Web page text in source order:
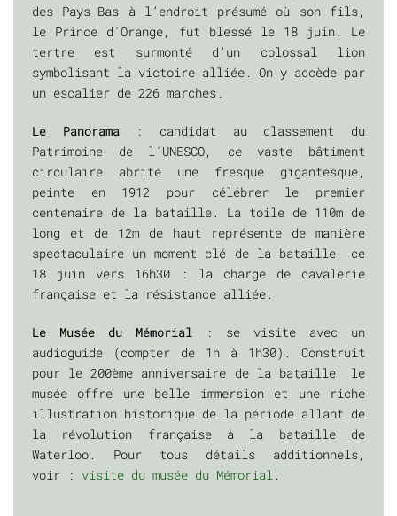
des Pays-Bas à l’endroit présumé où son fils,
le Prince d´Orange, fut blessé le 18 juin. Le
tertre est surmonté d’un colossal lion
symbolisant la victoire alliée. On y accède par
un escalier de 226 marches.
Le Panorama: candidat au classement du
Patrimoine de l´UNESCO, ce vaste bâtiment
circulaire abrite une fresque gigantesque,
peinte en 1912 pour célébrer le premier
centenaire de la bataille. La toile de 110m de
long et de 12m de haut représente de manière
spectaculaire un moment clé de la bataille, ce
18 juin vers 16h30 : la charge de cavalerie
française et la résistance alliée.
Le Musée du Mémorial: se visite avec un
audioguide (compter de 1h à 1h30). Construit
pour le 200ème anniversaire de la bataille, le
musée offre une belle immersion et une riche
illustration historique de la période allant de
la révolution française à la bataille de
Waterloo. Pour tous détails additionnels,
voir : visite du musée du Mémorial.